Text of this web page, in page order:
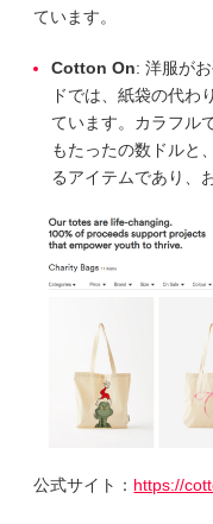
ています。
Cotton On: 洋服が
ドでは、紙袋の代わ
ています。カラフル
もたったの数ドルと
るアイテムであり、
公式サイト： https://